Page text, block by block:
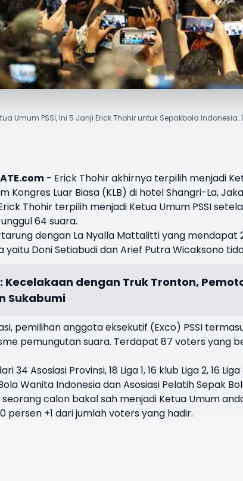
Umum PSSI, Ini 5 Janji Erick Thohir untuk Sepakbola
- Erick Thohir akhirnya terpilih menjadi
Kongres Luar Biasa (KLB) di hotel Shangri-La,
Thohir terpilih menjadi Ketua Umum PSSI
64 suara.
dengan La Nyalla Mattalitti yang mendapat
yaitu Doni Setiabudi dan Arief Putra Wicaksono
Kecelakaan dengan Truk Tronton,
Sukabumi
pemilihan anggota eksekutif (Exco) PSSI
pemungutan suara. Terdapat 87 voters yang
34 Asosiasi Provinsi, 18 Liga 1, 16 klub Liga 2, 16
Wanita Indonesia dan Asosiasi Pelatih Sepak
seorang calon bakal sah menjadi Ketua Umum
persen +1 dari jumlah voters yang hadir.